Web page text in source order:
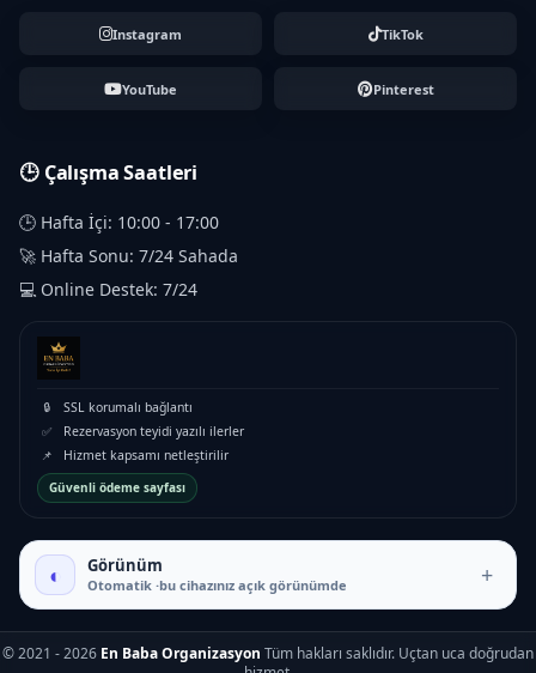
Instagram TikTok
YouTube Pinterest
🕒 Çalışma Saatleri
🕒 Hafta İçi: 10:00 - 17:00
🚀 Hafta Sonu: 7/24 Sahada
💻 Online Destek: 7/24
🔒
SSL korumalı bağlantı
✅
Rezervasyon teyidi yazılı ilerler
📌
Hizmet kapsamı netleştirilir
Güvenli ödeme sayfası
◐ Görünüm
Otomatik ·bu cihazınız açık görünümde +
© 2021 - 2026 En Baba Organizasyon Tüm hakları saklıdır. Uçtan uca doğrudan
₺5.500 – ₺13.500